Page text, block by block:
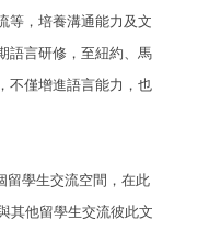
等，培養溝通能力及文
語言研修，至紐約、馬
不僅增進語言能力，也
留學生交流空間，在此
其他留學生交流彼此文